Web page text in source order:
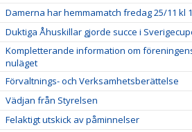
Damerna har hemmamatch fredag 25/11 kl
Duktiga Åhuskillar gjorde succe i
Kompletterande information om
nuläget
Förvaltnings- och Verksamhetsberättelse
Vädjan från Styrelsen
Felaktigt utskick av påminnelser